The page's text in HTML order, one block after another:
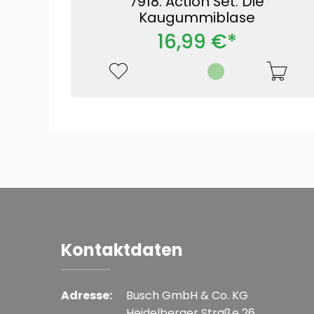
Kaugummiblase
16,99 €*
Kontaktdaten
Adresse:
Busch GmbH & Co. KG